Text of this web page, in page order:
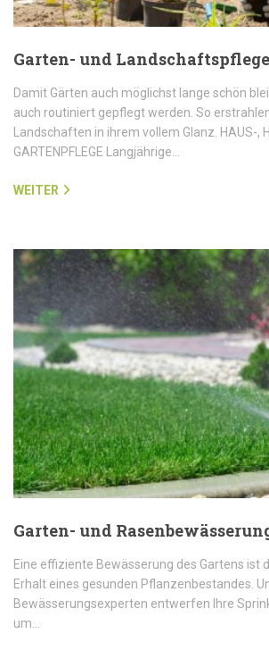
Garten- und Landschaftspflege
Damit Gärten auch möglichst lange schön
auch routiniert gepflegt werden. So
Landschaften in ihrem vollem Glanz. HAUS-,
GARTENPFLEGE Langjährige…
WEITER
Garten- und
Eine effiziente Bewässerung des Gartens ist
Erhalt eines gesunden Pflanzenbestandes.
Bewässerungsexperten entwerfen Ihre
um…